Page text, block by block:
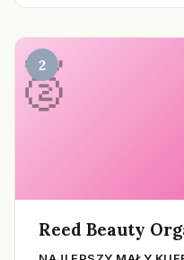
2
Reed Beauty